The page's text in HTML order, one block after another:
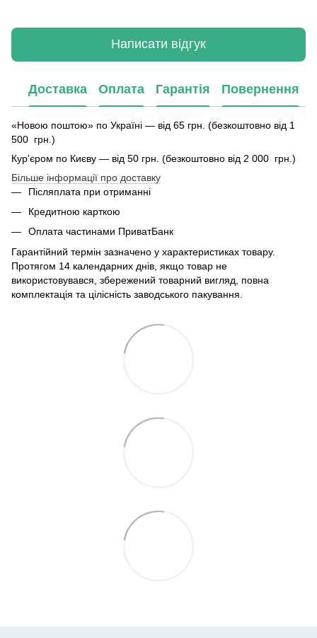
Написати відгук
Доставка Оплата Гарантія Повернення
«Новою поштою» по Україні — від 65 грн. (безкоштовно від 1
500 грн.)
Кур'єром по Києву — від 50 грн. (безкоштовно від 2 000 грн.)
Більше інформації про доставку
Післяплата при отриманні
Кредитною карткою
Оплата частинами ПриватБанк
Гарантійний термін зазначено у характеристиках товару.
Протягом 14 календарних днів, якщо товар не
використовувався, збережений товарний вигляд, повна
комплектація та цілісність заводського пакування.